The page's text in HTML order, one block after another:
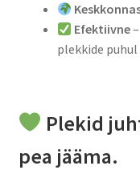
Efektiivne–
plekkide puhul
Plekid
pea jääma.